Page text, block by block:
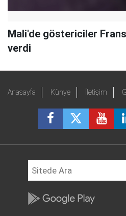
Mali'de göstericiler
verdi
Anasayfa Künye İletişim